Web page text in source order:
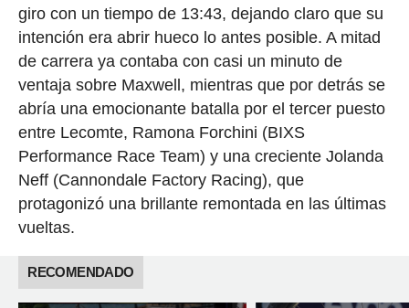
giro con un tiempo de 13:43, dejando claro que su
intención era abrir hueco lo antes posible. A mitad
de carrera ya contaba con casi un minuto de
ventaja sobre Maxwell, mientras que por detrás se
abría una emocionante batalla por el tercer puesto
entre Lecomte, Ramona Forchini (BIXS
Performance Race Team) y una creciente Jolanda
Neff (Cannondale Factory Racing), que
protagonizó una brillante remontada en las últimas
vueltas.
RECOMENDADO